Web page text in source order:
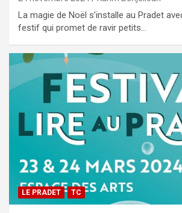
La magie de Noël s’installe au Pradet
festif qui promet de ravir petits…
LE PRADET TC